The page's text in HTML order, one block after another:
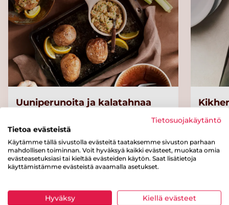
Uuniperunoita ja kalatahnaa
Kategoriat
Letut ja pannarit Kasvikset
Tietosuojakäytäntö
Tietoa evästeistä
Käytämme tällä sivustolla evästeitä taataksemme sivuston parhaan
mahdollisen toiminnan. Voit hyväksyä kaikki evästeet, muokata omia
evästeasetuksiasi tai kieltää evästeiden käytön. Saat lisätietoja
käyttämistämme evästeistä avaamalla asetukset.
Hyväksy Kiellä evästeet